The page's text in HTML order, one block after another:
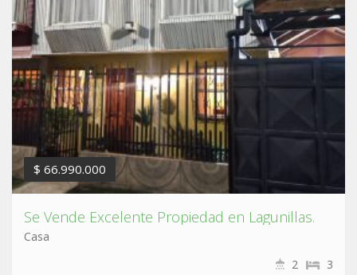
$ 66.990.000
Se Vende Excelente Propiedad en Lagunillas.
Casa
3
2